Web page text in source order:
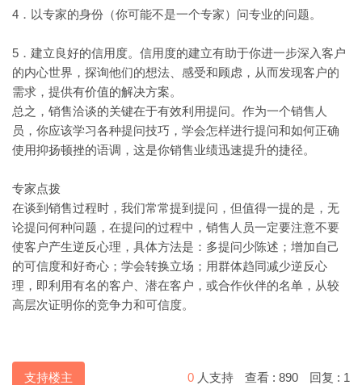
4．以专家的身份（你可能不是一个专家）问专业的问题。
5．建立良好的信用度。信用度的建立有助于你进一步深入客户
的内心世界，探询他们的想法、感受和顾虑，从而发现客户的
需求，提供有价值的解决方案。
总之，销售洽谈的关键在于有效利用提问。作为一个销售人
员，你应该学习各种提问技巧，学会怎样进行提问和如何正确
使用抑扬顿挫的语调，这是你销售业绩迅速提升的捷径。
专家点拨
在谈到销售过程时，我们常常提到提问，但值得一提的是，无
论提问何种问题，在提问的过程中，销售人员一定要注意不要
使客户产生逆反心理，具体方法是：多提问少陈述；增加自己
的可信度和好奇心；学会转换立场；用群体趋同减少逆反心
理，即利用有名的客户、潜在客户，或合作伙伴的名单，从较
高层次证明你的竞争力和可信度。
支持楼主 0 人支持 查看 : 890 回复 : 1